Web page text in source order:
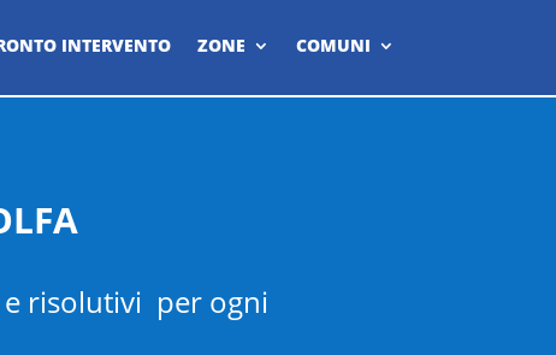
INTERVENTO ZONE COMUNI
e risolutivi per ogni